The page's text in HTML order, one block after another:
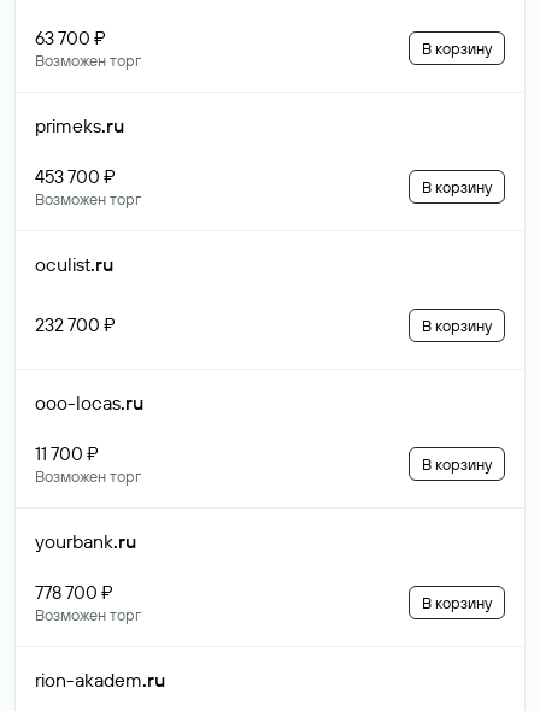
63 700 ₽
Возможен торг
В корзину
primeks.ru
453 700 ₽
Возможен торг
В корзину
oculist.ru
232 700 ₽ В корзину
ooo-locas.ru
11 700 ₽
Возможен торг
В корзину
yourbank.ru
778 700 ₽
Возможен торг
В корзину
rion-akadem.ru